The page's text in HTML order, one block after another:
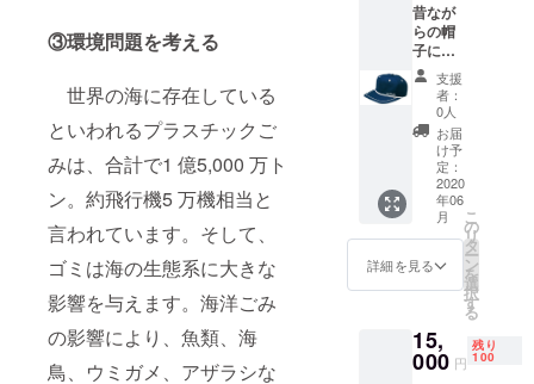
③環境問題を考える
世界の海に存在している
といわれるプラスチックご
みは、合計で1 億5,000 万ト
ン。約飛行機5 万機相当と
言われています。そして、
ゴミは海の生態系に大きな
影響を与えます。海洋ごみ
の影響により、魚類、海
鳥、ウミガメ、アザラシな
昔なが
らの帽
子に、
刺繍。
サイズ
はフ
リーサ
イズで
す。 帽
子＋旅
先から
お礼の
メール
支援
者：
0人
お届
け予
定：
2020
年06
月
詳細を見る
こ
の
リ
タ
ー
ン
を
選
択
す
る
15,
000 円
残り
100